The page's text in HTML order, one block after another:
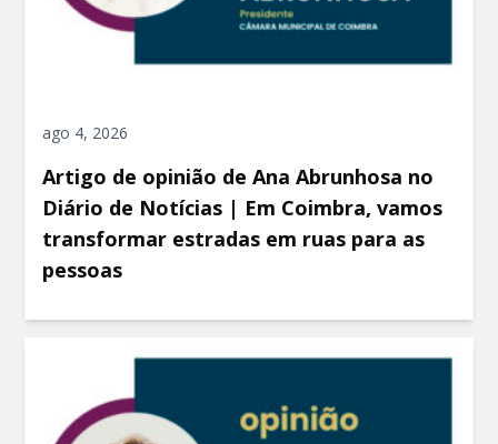
ago 4, 2026
Artigo de opinião de Ana Abrunhosa no
Diário de Notícias | Em Coimbra, vamos
transformar estradas em ruas para as
pessoas